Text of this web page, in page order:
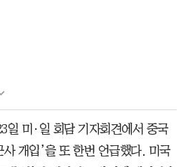
일 미·일 회담 기자회견에서 중국
개입’을 또 한번 언급했다. 미국